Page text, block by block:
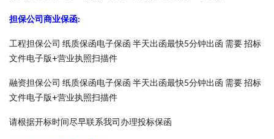
担保公司商业保函:
工程担保公司 纸质保函电子保函 半天出函最快5分钟出函 需要 招标
文件电子版+营业执照扫描件
融资担保公司 纸质保函电子保函 半天出函最快5分钟出函 需要 招标
文件电子版+营业执照扫描件
请根据开标时间尽早联系我司办理投标保函